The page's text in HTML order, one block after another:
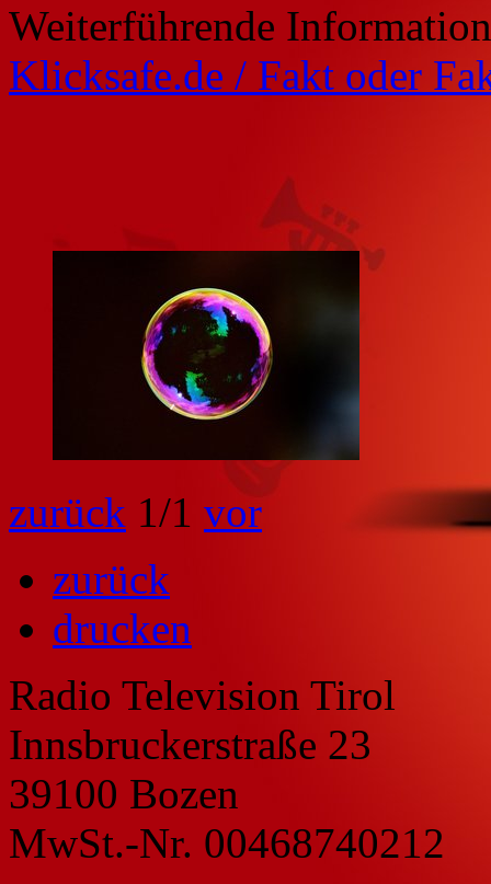
Weiterführende
Klicksafe.de / Fakt oder
zurück 1/1 vor
zurück
drucken
Radio Television Tirol
Innsbruckerstraße 23
39100 Bozen
MwSt.-Nr. 00468740212